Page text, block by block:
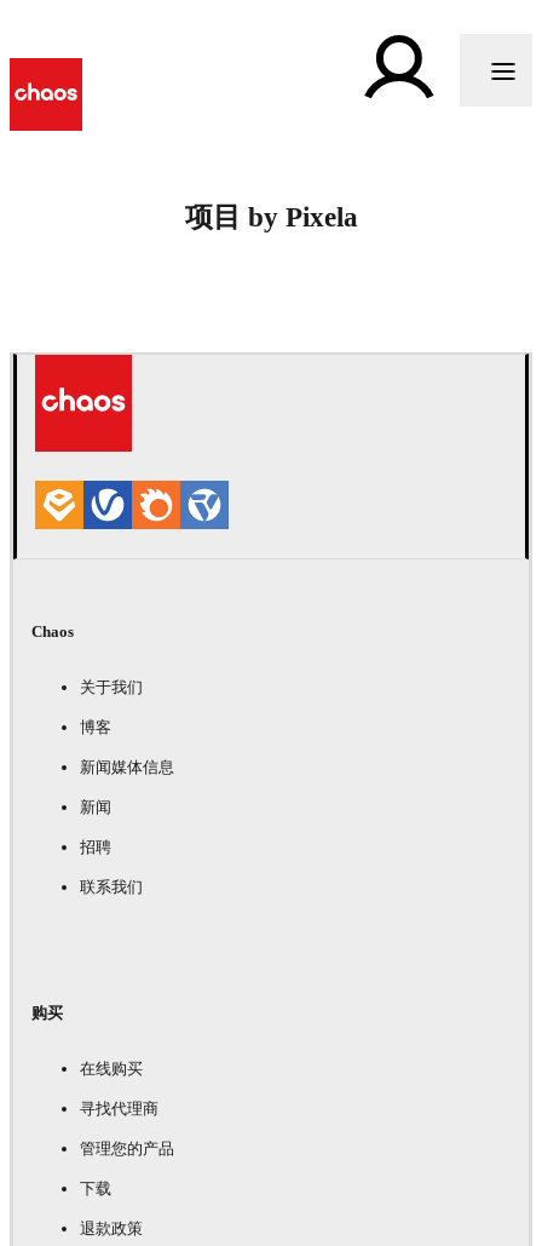
项目 by Pixela
Chaos
关于我们
博客
新闻媒体信息
新闻
招聘
联系我们
购买
在线购买
寻找代理商
管理您的产品
下载
退款政策